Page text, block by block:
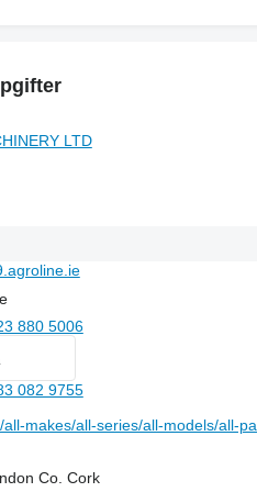
LTD
880 5006
082 9755
makes/all-series/all-models/all-
Co. Cork